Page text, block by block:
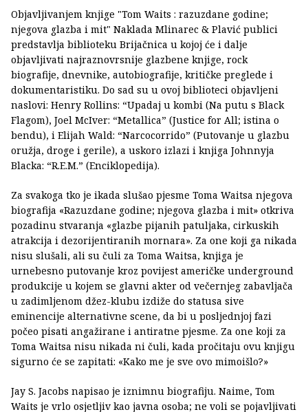
Objavljivanjem knjige "Tom Waits : razuzdane godine;
njegova glazba i mit" Naklada Mlinarec & Plavić publici
predstavlja biblioteku Brijačnica u kojoj će i dalje
objavljivati najraznovrsnije glazbene knjige, rock
biografije, dnevnike, autobiografije, kritičke preglede i
dokumentaristiku. Do sad su u ovoj biblioteci objavljeni
naslovi: Henry Rollins: “Upadaj u kombi (Na putu s Black
Flagom), Joel McIver: “Metallica” (Justice for All; istina o
bendu), i Elijah Wald: “Narcocorrido” (Putovanje u glazbu
oružja, droge i gerile), a uskoro izlazi i knjiga Johnnyja
Blacka: “R.E.M.” (Enciklopedija).
Za svakoga tko je ikada slušao pjesme Toma Waitsa njegova
biografija «Razuzdane godine; njegova glazba i mit» otkriva
pozadinu stvaranja «glazbe pijanih patuljaka, cirkuskih
atrakcija i dezorijentiranih mornara». Za one koji ga nikada
nisu slušali, ali su čuli za Toma Waitsa, knjiga je
urnebesno putovanje kroz povijest američke underground
produkcije u kojem se glavni akter od večernjeg zabavljača
u zadimljenom džez-klubu izdiže do statusa sive
eminencije alternativne scene, da bi u posljednjoj fazi
počeo pisati angažirane i antiratne pjesme. Za one koji za
Toma Waitsa nisu nikada ni čuli, kada pročitaju ovu knjigu
sigurno će se zapitati: «Kako me je sve ovo mimoišlo?»
Jay S. Jacobs napisao je iznimnu biografiju. Naime, Tom
Waits je vrlo osjetljiv kao javna osoba; ne voli se pojavljivati